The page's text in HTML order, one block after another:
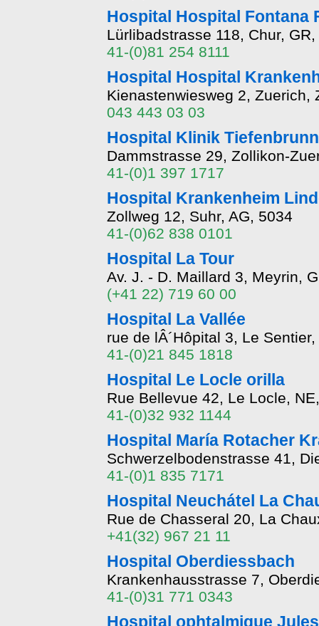
Hospital Hospital Fontana
Lürlibadstrasse 118, Chur,
41-(0)81 254 8111
Hospital Hospital
Kienastenwiesweg 2, Zuerich,
043 443 03 03
Hospital Klinik
Dammstrasse 29, Zollikon-
41-(0)1 397 1717
Hospital Krankenheim
Zollweg 12, Suhr, AG, 5034
41-(0)62 838 0101
Hospital La Tour
Av. J. - D. Maillard 3, Meyrin,
(+41 22) 719 60 00
Hospital La Vallée
rue de lÂ´Hôpital 3, Le
41-(0)21 845 1818
Hospital Le Locle orilla
Rue Bellevue 42, Le Locle,
41-(0)32 932 1144
Hospital María Rotacher
Schwerzelbodenstrasse 41,
41-(0)1 835 7171
Hospital Neuchátel La
Rue de Chasseral 20, La
+41(32) 967 21 11
Hospital Oberdiessbach
Krankenhausstrasse 7,
41-(0)31 771 0343
Hospital ophtalmique